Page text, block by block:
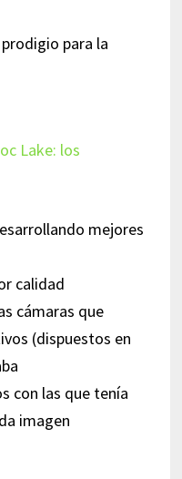
para la
Lake: los
mejores
calidad
cámaras que
(dispuestos en
con las que tenía
imagen